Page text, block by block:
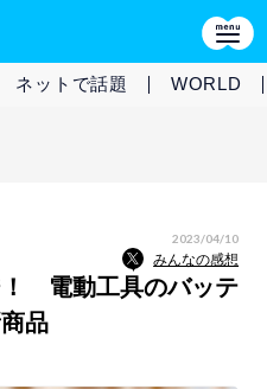
ネットで話題 WORLD
2023/04/10
みんなの感想
！ 電動工具のバッテ
品